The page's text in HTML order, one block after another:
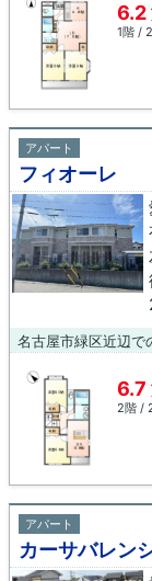
6.2
1階 /
アパート
フィオーレ
6.7
2階 /
アパート
カーサバレン